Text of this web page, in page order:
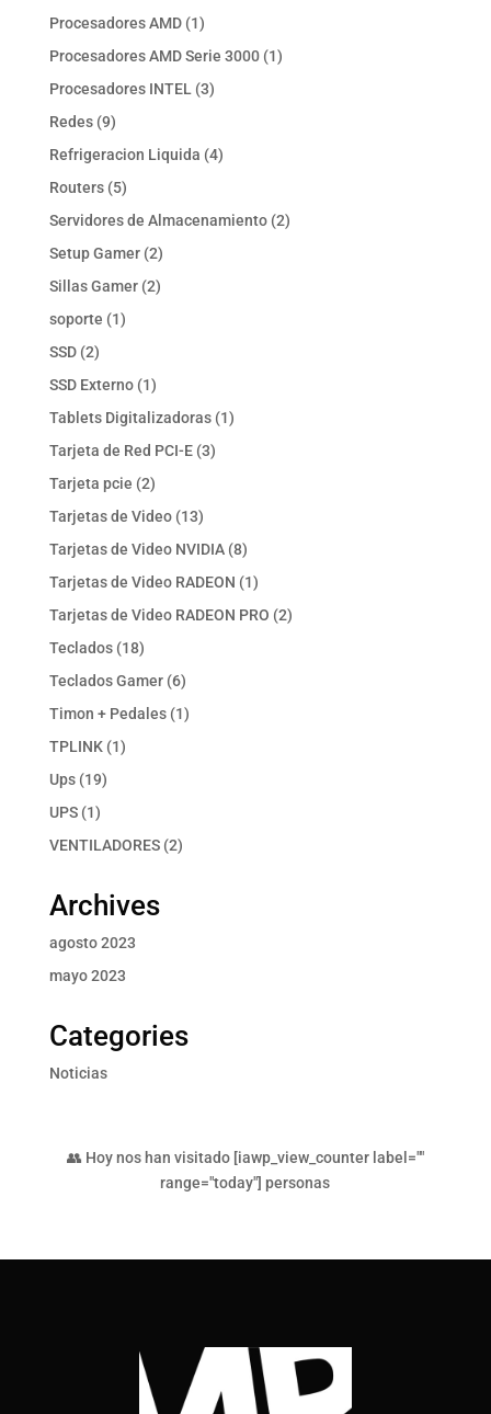
productos
Procesadores AMD 11
producto
Procesadores AMD Serie 3000 11
Procesadores INTEL 33
Redes 99
productos
Refrigeracion Liquida 44
Routers 55
productos
Servidores de Almacenamiento 22
Setup Gamer 22
productos
Sillas Gamer 22
soporte 11
SSD 22
productos
SSD Externo 11
producto
Tablets Digitalizadoras 11
Tarjeta de Red PCI-E 33
Tarjeta pcie 22
productos
Tarjetas de Video 1313
productos
Tarjetas de Video NVIDIA 88
productos
Tarjetas de Video RADEON 11
producto
Tarjetas de Video RADEON PRO 22
Teclados 1818
productos
Teclados Gamer 66
productos
Timon + Pedales 11
TPLINK 11
Ups 1919
UPS 11
producto
VENTILADORES 22
Archives
agosto 2023
mayo 2023
Categories
Noticias
👥 Hoy nos han visitado [iawp_view_counter label=""
range="today"] personas